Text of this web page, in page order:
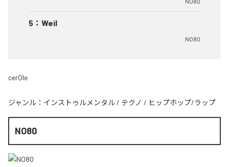
NO80
5 ： Weil
NO80
cerQle
ジャンル： インストゥルメンタル / テクノ / ヒップホップ/ラップ
NO80